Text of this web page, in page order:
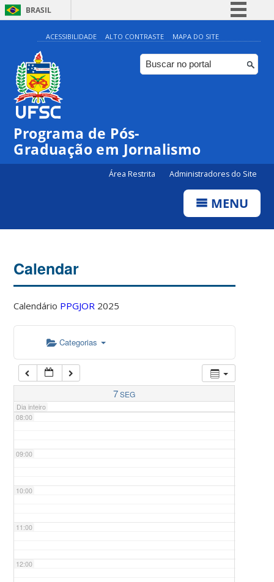
BRASIL
Simplifique!
Comunica BR
Participe
ACESSIBILIDADE ALTO CONTRASTE MAPA DO SITE
Programa de Pós-
Graduação em Jornalismo
Área Restrita Administradores do Site
MENU
Calendar
Calendário PPGJOR 2025
Categorias
7SEG
Dia inteiro
04:00
05:00
07:00
08:00
09:00
10:00
11:00
12:00